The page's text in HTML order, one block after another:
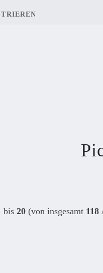
bis 20(von insgesamt 118